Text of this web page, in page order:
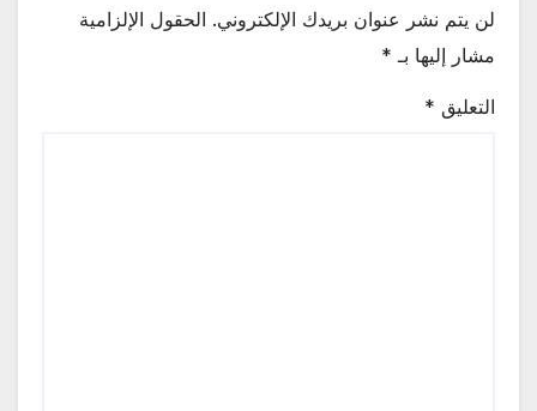
لن يتم نشر عنوان بريدك الإلكتروني. الحقول الإلزامية
مشار إليها بـ *
التعليق *